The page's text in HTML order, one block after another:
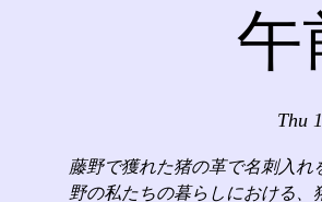
午
Thu
藤野で獲れた猪の革で名刺入
野の私たちの暮らしにおける